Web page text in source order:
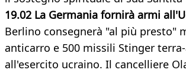
19.02 La Germania fornirà armi
Berlino consegnerà "al più presto"
anticarro e 500 missili Stinger
all'esercito ucraino. Il cancelliere